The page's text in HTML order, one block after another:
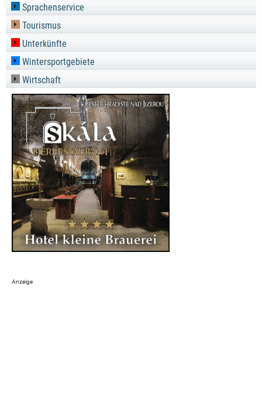
Sprachenservice
Tourismus
Unterkünfte
Wintersportgebiete
Wirtschaft